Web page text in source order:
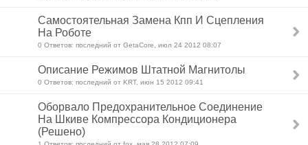
Самостоятельная Замена Кпп И Сцепления
На Роботе
0 Ответов: последний от GetaCore, июл 24 2012 08:07
Описание Режимов Штатной Магнитолы
0 Ответов: последний от KRT, июн 15 2012 09:41
Оборвало Предохранительное Соединение
На Шкиве Компрессора Кондиционера
(Решено)